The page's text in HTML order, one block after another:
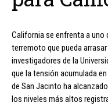
California se enfrenta a uno
terremoto que pueda
investigadores de la
que la tensión acumulada
de San Jacinto ha
los niveles más altos